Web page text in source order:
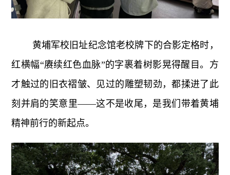
黄埔军校旧址纪念馆老校牌下的合影定格时，
红横幅“赓续红色血脉”的字裹着树影晃得醒目。方
才触过的旧衣褶皱、见过的雕塑韧劲，都揉进了此
刻并肩的笑意里——这不是收尾，是我们带着黄埔
精神前行的新起点。